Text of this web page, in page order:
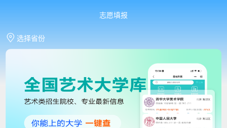
志愿填报
选择省份